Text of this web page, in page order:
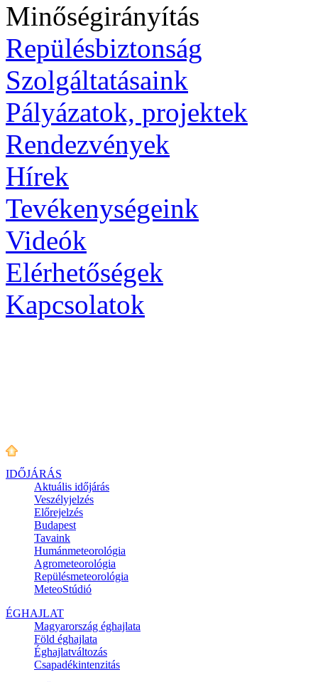
Minőségirányítás
Repülésbiztonság
Szolgáltatásaink
Pályázatok, projektek
Rendezvények
Hírek
Tevékenységeink
Videók
Elérhetőségek
Kapcsolatok
IDŐJÁRÁS
Aktuális időjárás
Veszélyjelzés
Előrejelzés
Budapest
Tavaink
Humánmeteorológia
Agrometeorológia
Repülésmeteorológia
MeteoStúdió
ÉGHAJLAT
Magyarország éghajlata
Föld éghajlata
Éghajlatváltozás
Csapadékintenzitás